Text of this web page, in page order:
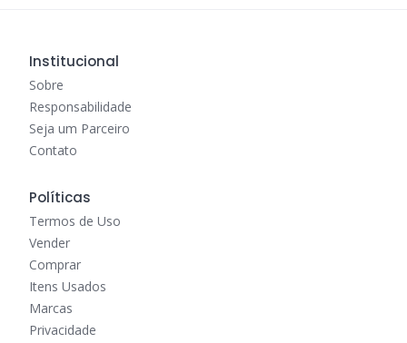
Institucional
Sobre
Responsabilidade
Seja um Parceiro
Contato
Políticas
Termos de Uso
Vender
Comprar
Itens Usados
Marcas
Privacidade